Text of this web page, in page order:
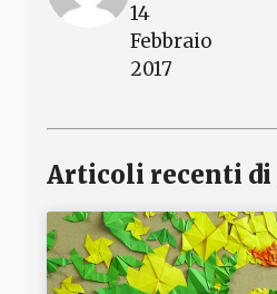
14
Febbraio
2017
Articoli recenti di